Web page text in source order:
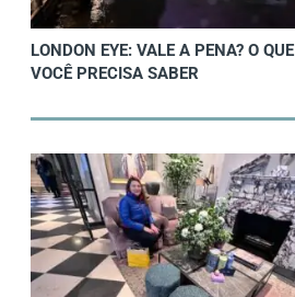
LONDON EYE: VALE A PENA? O QUE
VOCÊ PRECISA SABER